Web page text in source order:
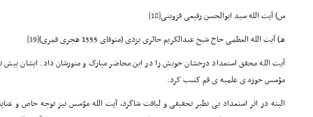
س) آیت الله سید ابوالحسن رفیعی قزوینی[18]
هـ) آیت الله العظمی حاج شیخ عبدالکریم حائری یزدی (متوفای 1355 هجری قمری)
[19]
آیت الله محقق استعداد درخشان خویش را در این محاضر مبارک و منورشان داد. ایشان
مؤسس حوزه ی علمیه ی قم کسب کرد.
البته در اثر استعداد بی نظیر تحقیقی و لیاقت شاگرد، آیت الله مؤسس نیز توجه خاص و